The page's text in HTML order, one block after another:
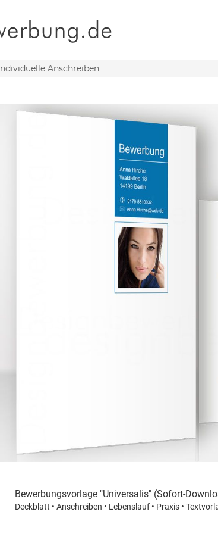
Individuelle Anschreiben
Bewerbungsvorlage "Universalis" (Sofort-
Deckblatt • Anschreiben • Lebenslauf • Praxis •